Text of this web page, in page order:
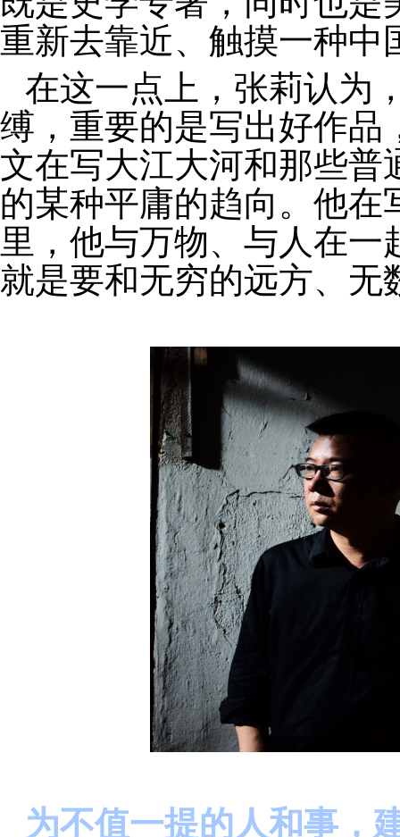
重新去靠近、触摸一种中
在这一点上，张莉认为
缚，重要的是写出好作品
文在写大江大河和那些普
的某种平庸的趋向。他
里，他与万物、与人在
就是要和无穷的远方、无
为不值一提的人和事，